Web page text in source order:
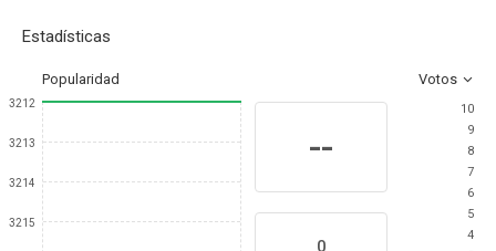
Estadísticas
Popularidad Votos
3212
3213
3214
3215
--
0
10
9
8
7
6
5
4